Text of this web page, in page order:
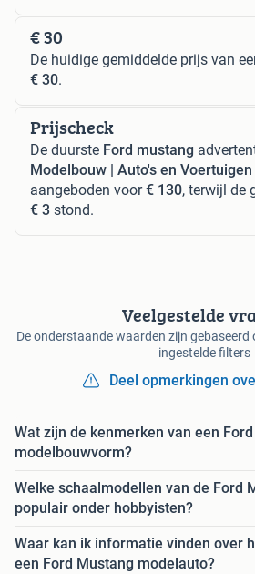
€ 30
De huidige gemiddelde prijs van
€ 30.
Prijscheck
De duurste Ford mustang
Modelbouw | Auto's en Voertuigen
aangeboden voor€ 130, terwijl de
€ 3 stond.
Veelgestelde
De onderstaande waarden zijn gebaseerd
ingestelde filters
Deel opmerkingen
Wat zijn de kenmerken van een
modelbouwvorm?
Welke schaalmodellen van de Ford
populair onder hobbyisten?
Waar kan ik informatie vinden over
een Ford Mustang modelauto?